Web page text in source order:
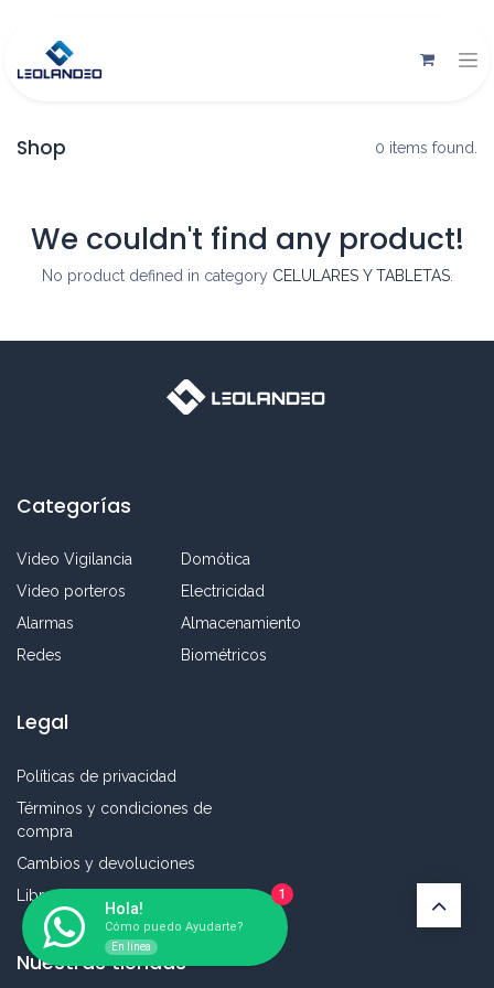
Shop 0 items found.
We couldn't find any product!
No product defined in category CELULARES Y TABLETAS.
Categorías
Video Vigilancia
Video porteros
Alarmas
Redes
Domótica
Electricidad
Almacenamiento
Biométricos
Legal
Políticas de privacidad
Términos y condiciones de
compra
Cambios y devoluciones
Libro de reclamaciones
Nuestras tiendas
Hola!
Cómo puedo Ayudarte?
En línea
1